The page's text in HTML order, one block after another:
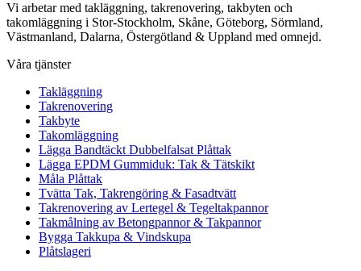
Vi arbetar med takläggning, takrenovering, takbyten och
takomläggning i Stor-Stockholm, Skåne, Göteborg, Sörmland,
Västmanland, Dalarna, Östergötland & Uppland med omnejd.
Våra tjänster
Takläggning
Takrenovering
Takbyte
Takomläggning
Lägga Bandtäckt Dubbelfalsat Plåttak
Lägga EPDM Gummiduk: Tak & Tätskikt
Måla Plåttak
Tvätta Tak, Takrengöring & Fasadtvätt
Takrenovering av Lertegel & Tegeltakpannor
Takmålning av Betongpannor & Takpannor
Bygga Takkupa & Vindskupa
Plåtslageri